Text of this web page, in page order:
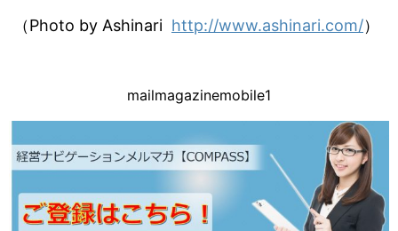
（Photo by Ashinari http://www.ashinari.com/）
mailmagazinemobile1